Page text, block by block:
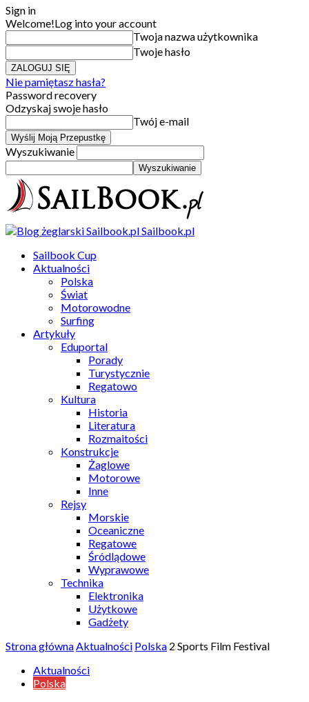
Sign in
Welcome!Log into your account
Twoja nazwa użytkownika
Twoje hasło
Nie pamiętasz hasła?
Password recovery
Odzyskaj swoje hasło
Twój e-mail
Wyszukiwanie
Sailbook.pl
Sailbook Cup
Aktualności
Polska
Świat
Motorowodne
Surfing
Artykuły
Eduportal
Porady
Turystycznie
Regatowo
Kultura
Historia
Literatura
Rozmaitości
Konstrukcje
Żaglowe
Motorowe
Inne
Rejsy
Morskie
Oceaniczne
Regatowe
Śródlądowe
Wyprawowe
Technika
Elektronika
Użytkowe
Gadżety
Strona głównaAktualności Polska 2 Sports Film Festival
Aktualności
Polska